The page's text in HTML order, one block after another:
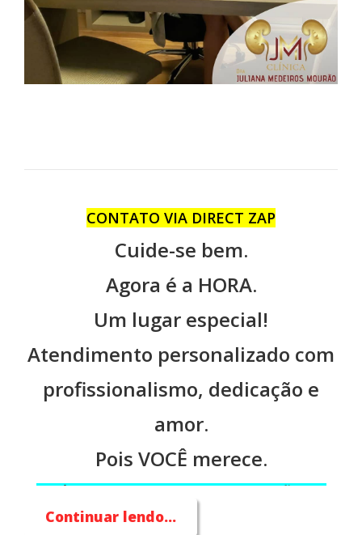
CONTATO VIA DIRECT ZAP
Cuide-se bem.
Agora é a HORA.
Um lugar especial!
Atendimento personalizado com
profissionalismo, dedicação e
amor.
Pois VOCÊ merece.
CONTEÚDOS
Continuar lendo...